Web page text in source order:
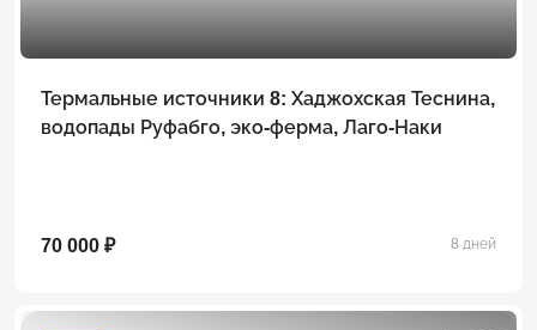
Термальные источники 8: Хаджохская Теснина,
водопады Руфабго, эко-ферма, Лаго-Наки
70 000 ₽ 8 дней